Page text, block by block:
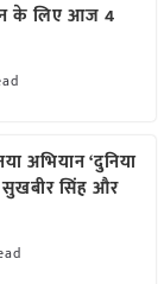
के लिए आज 4
अभियान ‘दुनिया
सुखबीर सिंह और